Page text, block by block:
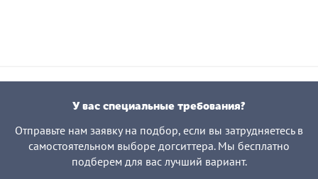
У вас специальные требования?
Отправьте нам заявку на подбор, если вы затрудняетесь в
самостоятельном выборе догситтера. Мы бесплатно
подберем для вас лучший вариант.